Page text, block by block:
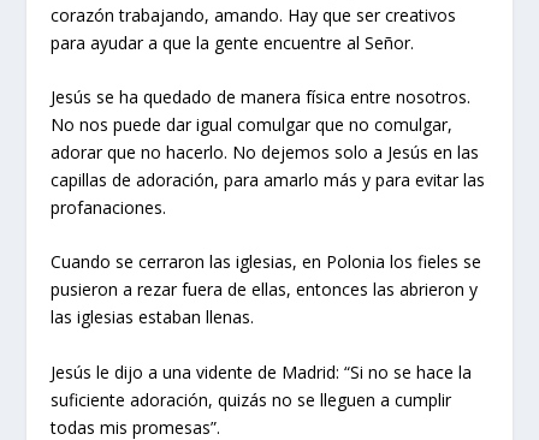
corazón trabajando, amando. Hay que ser creativos
para ayudar a que la gente encuentre al Señor.
Jesús se ha quedado de manera física entre nosotros.
No nos puede dar igual comulgar que no comulgar,
adorar que no hacerlo. No dejemos solo a Jesús en las
capillas de adoración, para amarlo más y para evitar las
profanaciones.
Cuando se cerraron las iglesias, en Polonia los fieles se
pusieron a rezar fuera de ellas, entonces las abrieron y
las iglesias estaban llenas.
Jesús le dijo a una vidente de Madrid: “Si no se hace la
suficiente adoración, quizás no se lleguen a cumplir
todas mis promesas”.